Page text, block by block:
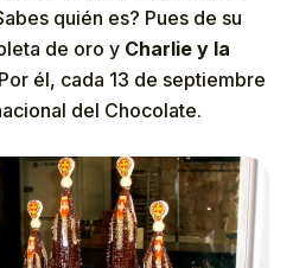
quién es? Pues de su
de oro y Charlie y la
él, cada 13 de septiembre
del Chocolate.